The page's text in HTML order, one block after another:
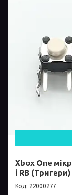
Xbox One
і RB
22000277